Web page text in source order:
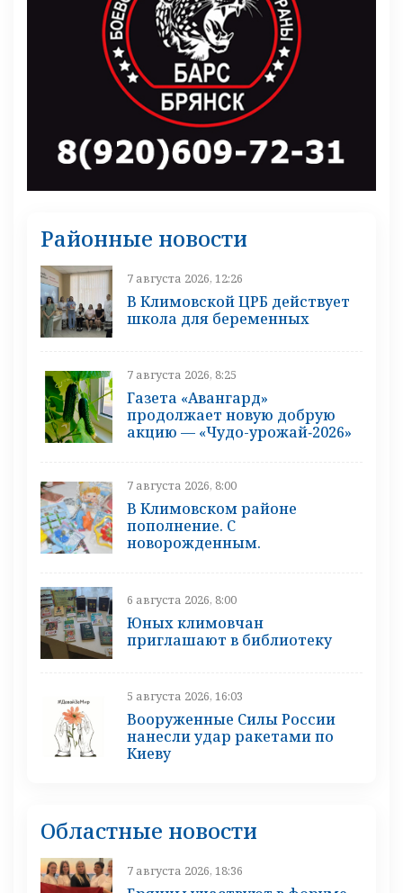
Районные новости
7 августа 2026, 12:26
В Климовской ЦРБ действует
школа для беременных
7 августа 2026, 8:25
Газета «Авангард»
продолжает новую добрую
акцию — «Чудо-урожай‑2026»
7 августа 2026, 8:00
В Климовском районе
пополнение. С
новорожденным.
6 августа 2026, 8:00
Юных климовчан
приглашают в библиотеку
5 августа 2026, 16:03
Вооруженные Силы России
нанесли удар ракетами по
Киеву
Областные новости
7 августа 2026, 18:36